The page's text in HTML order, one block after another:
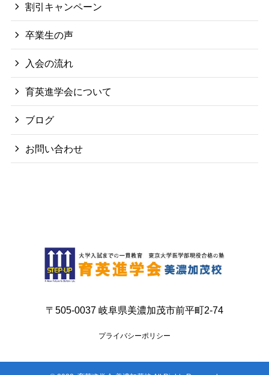
割引キャンペーン
卒業生の声
入会の流れ
育英進学会について
ブログ
お問い合わせ
〒505-0037 岐阜県美濃加茂市前平町2-74
プライバシーポリシー